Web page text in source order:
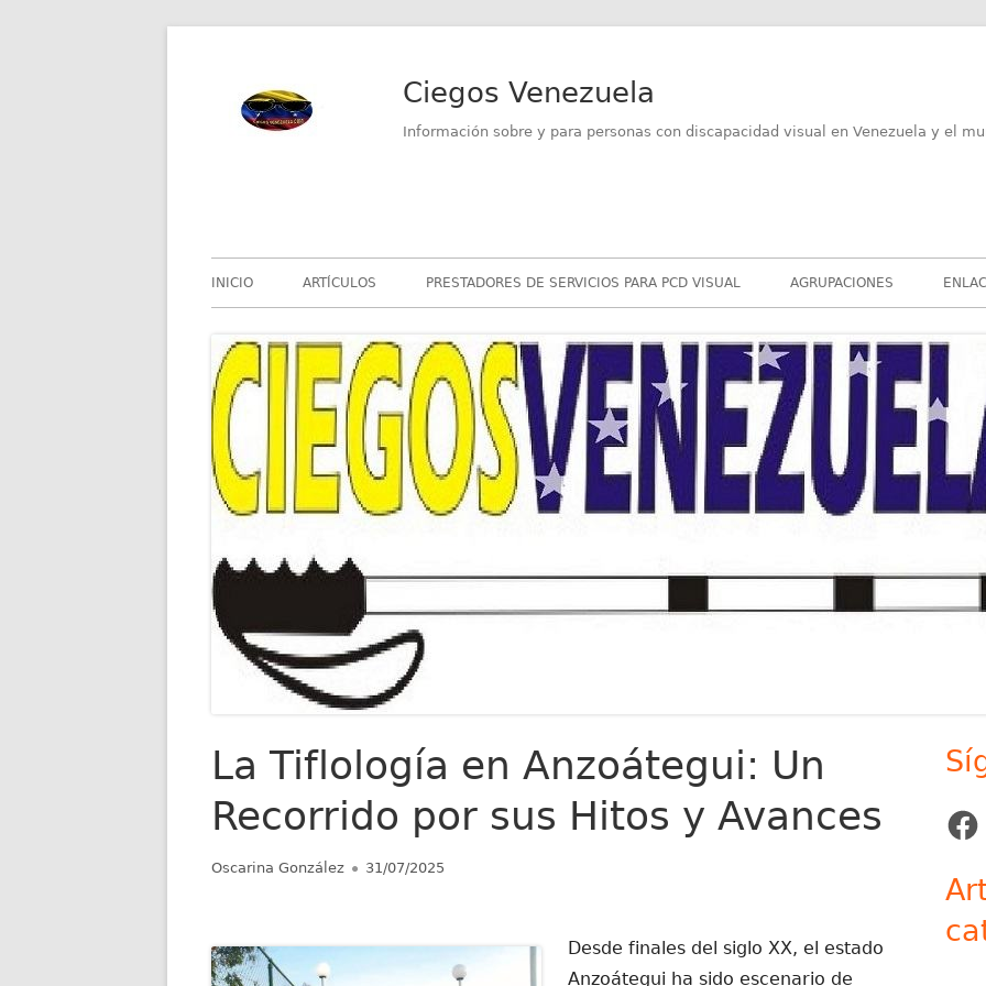
Ciegos Venezuela
Información sobre y para personas con discapacidad visual en Venezuela y el
Menú
INICIO ARTÍCULOS PRESTADORES DE SERVICIOS PARA PCD VISUAL AGRUPACIONES
La Tiflología en Anzoátegui: Un
Recorrido por sus Hitos y Avances
Autor
Oscarina González
Publicado
31/07/2025
Desde finales del siglo XX, el estado
Anzoátegui ha sido escenario de